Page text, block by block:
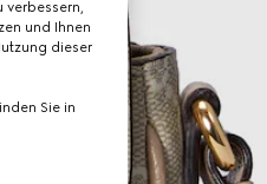
und Ihnen
dieser
Sie in